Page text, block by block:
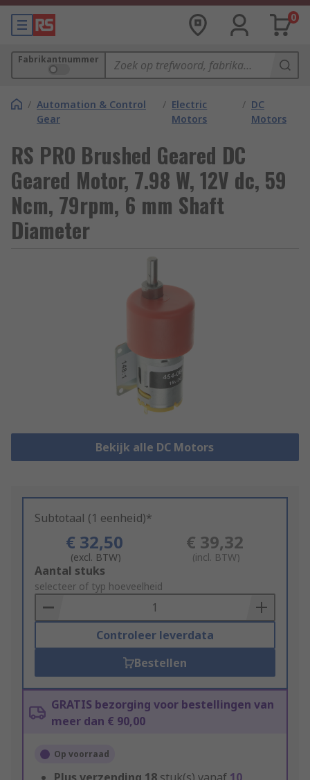
0
Fabrikantnummer
/ Automation & Control
Gear
/ Electric
Motors
/ DC
Motors
RS PRO Brushed Geared DC
Geared Motor, 7.98 W, 12V dc, 59
Ncm, 79rpm, 6 mm Shaft
Diameter
Bekijk alle DC Motors
Subtotaal (1 eenheid)*
€ 32,50
(excl. BTW)
€ 39,32
(incl. BTW)
Add
to
Basket
Aantal stuks
selecteer of typ hoeveelheid
Controleer leverdata
Bestellen
GRATIS bezorging voor bestellingen van
meer dan € 90,00
Op voorraad